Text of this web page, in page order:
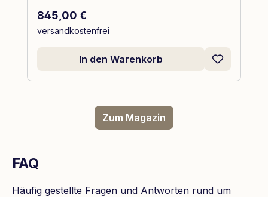
Regulärer Preis:
845,00 €
versandkostenfrei
In den Warenkorb
Zum Magazin
FAQ
Häufig gestellte Fragen und Antworten rund um